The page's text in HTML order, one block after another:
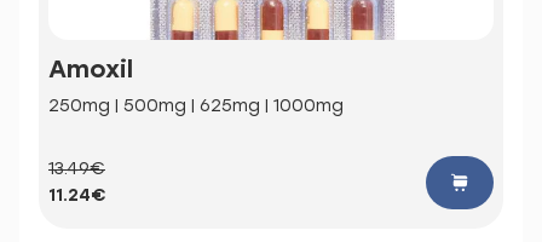
Amoxil
250mg | 500mg | 625mg | 1000mg
13.49€
11.24€